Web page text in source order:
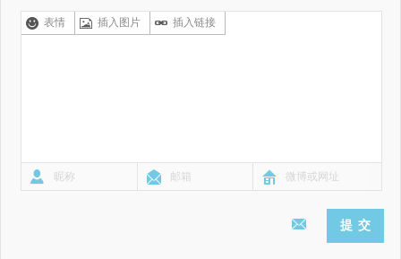
表情 插入图片 插入链接